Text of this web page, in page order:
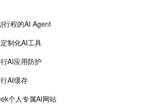
台、PAI-DLC云原生AI基础平
练，百余落地场景，全面提升
行程的AI Agent
制化AI工具
AI应用防护
AI缓存
个人专属AI网站